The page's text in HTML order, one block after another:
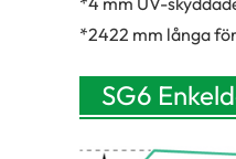
*2422 mm långa
SG6